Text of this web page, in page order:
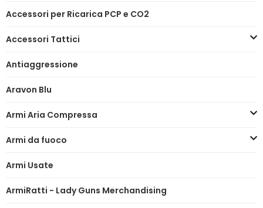
Accessori per Ricarica PCP e CO2
Accessori Tattici
Antiaggressione
Aravon Blu
Armi Aria Compressa
Armi da fuoco
Armi Usate
ArmiRatti - Lady Guns Merchandising